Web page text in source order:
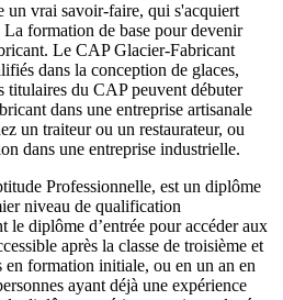
un vrai savoir-faire, qui s'acquiert
formation de base pour devenir
Le CAP Glacier-Fabricant
dans la conception de glaces,
titulaires du CAP peuvent débuter
dans une entreprise artisanale
un traiteur ou un restaurateur, ou
dans une entreprise industrielle.
Professionnelle, est un diplôme
niveau de qualification
le diplôme d’entrée pour accéder aux
après la classe de troisième et
en formation initiale, ou en un an en
ayant déjà une expérience